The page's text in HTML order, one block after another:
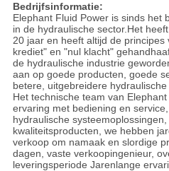
Bedrijfsinformatie:
Elephant Fluid Power is sinds het
in de hydraulische sector.Het
20 jaar en heeft altijd de
krediet" en "nul klacht"
de hydraulische industrie
aan op goede producten, goede
betere, uitgebreidere
Het technische team van
ervaring met bediening en
hydraulische
kwaliteitsproducten, we hebben
verkoop om namaak en slordige
dagen, vaste verkoopingenieur,
leveringsperiode Jarenlange